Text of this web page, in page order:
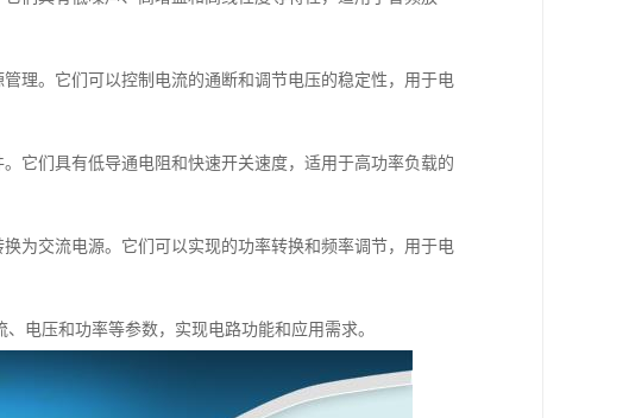
理。它们可以控制电流的通断和调节电压的稳定性，用于电
它们具有低导通电阻和快速开关速度，适用于高功率负载的
为交流电源。它们可以实现的功率转换和频率调节，用于电
电压和功率等参数，实现电路功能和应用需求。